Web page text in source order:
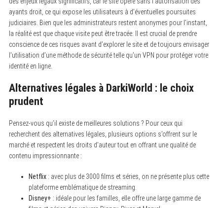
ayants droit, ce qui expose les utilisateurs à d’éventuelles poursuites
judiciaires. Bien que les administrateurs restent anonymes pour l’instant,
la réalité est que chaque visite peut être tracée. Il est crucial de prendre
conscience de ces risques avant d’explorer le site et de toujours envisager
l’utilisation d’une méthode de sécurité telle qu’un VPN pour protéger votre
identité en ligne.
Alternatives légales à DarkiWorld : le choix
prudent
Pensez-vous qu’il existe de meilleures solutions ? Pour ceux qui
recherchent des alternatives légales, plusieurs options s’offrent sur le
marché et respectent les droits d’auteur tout en offrant une qualité de
contenu impressionnante :
Netflix: avec plus de 3000 films et séries, on ne présente plus cette
plateforme emblématique de streaming.
Disney+ : idéale pour les familles, elle offre une large gamme de